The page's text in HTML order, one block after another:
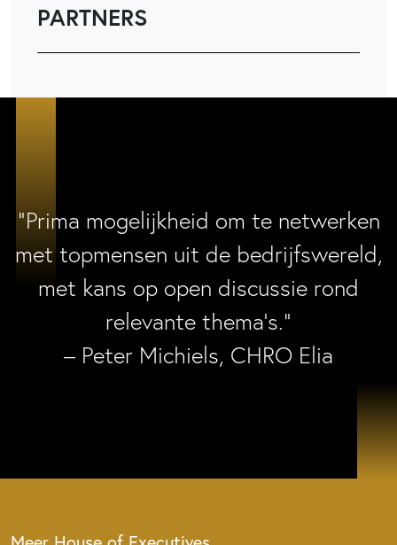
PARTNERS
“Prima mogelijkheid om te netwerken
met topmensen uit de bedrijfswereld,
met kans op open discussie rond
relevante thema’s.”
– Peter Michiels, CHRO Elia